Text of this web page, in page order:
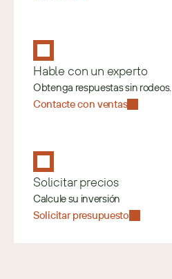
Hable con un experto
Obtenga respuestas sin rodeos.
Contacte con ventas
Solicitar precios
Calcule su inversión
Solicitar presupuesto